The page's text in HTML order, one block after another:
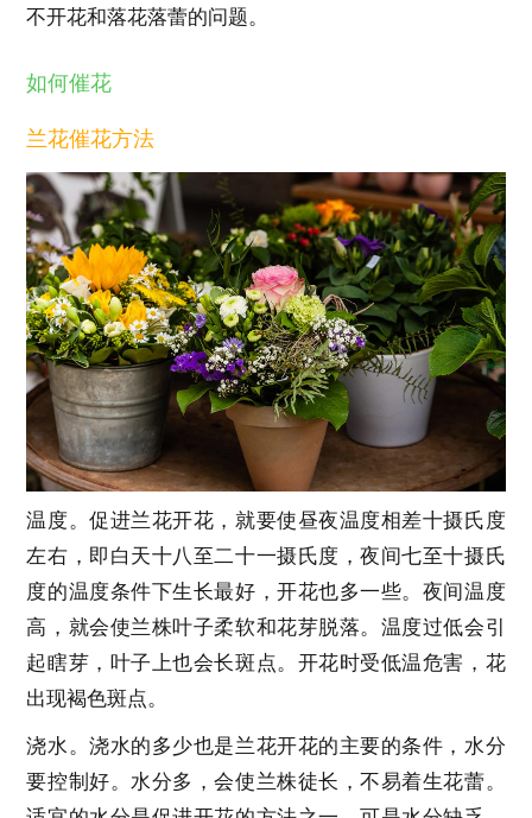
不开花和落花落蕾的问题。
如何催花
兰花催花方法
温度。促进兰花开花，就要使昼夜温度相差十摄氏度
左右，即白天十八至二十一摄氏度，夜间七至十摄氏
度的温度条件下生长最好，开花也多一些。夜间温度
高，就会使兰株叶子柔软和花芽脱落。温度过低会引
起瞎芽，叶子上也会长斑点。开花时受低温危害，花
出现褐色斑点。
浇水。浇水的多少也是兰花开花的主要的条件，水分
要控制好。水分多，会使兰株徒长，不易着生花蕾。